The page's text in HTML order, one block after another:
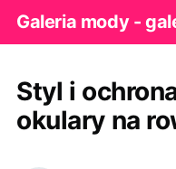
Galeria mody -
Styl i
okulary na